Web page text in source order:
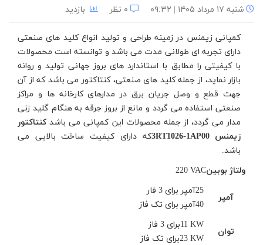
شنبه ۱۷ مرداد ۱۴۰۵ | ۰۹:۳۲ بازدید
کمپانی زیمنس در زمینه طراحی و تولید انواع کلید های صنعتی
دارای تجربه ای طولانی مدت می باشد و توانسته است محصولات
با کیفیتی را مطابق با استاندارد های بروز جهانی تولید و روانه
بازار نماید، از جمله کلید های صنعتی، کنتاکتور می باشد که از آن
جهت قطع و وصل جریان برق در مدارهای کارخانه ها و مراکز
صنعتی استفاده می گردد و مانع از بروز جرقه به هنگام گلید زنی
مدار می گردد، از جمله محصولات این کمپانی می باشدکنتاکتور
زیمنس3RT1026-1AP00که دارای کیفیت ساخت بالایی می
باشد.
ولتاژ بوبین220 VAC
آمپر
25آمپر برای 3 فار
40آمپر برای تک فاز
توان
11 KWبرای 3 فاز
23 KWبرای تک فاز